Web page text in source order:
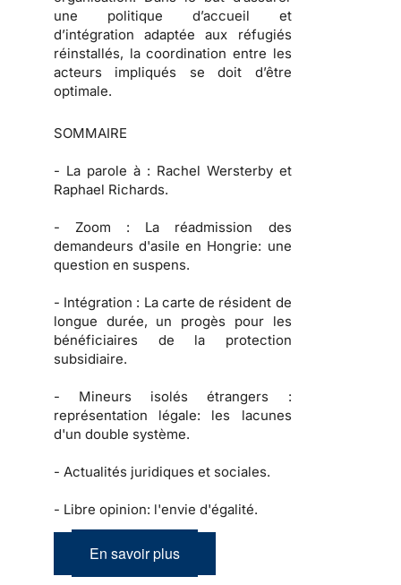
une politique d’accueil et
d’intégration adaptée aux réfugiés
réinstallés, la coordination entre les
acteurs impliqués se doit d’être
optimale.
SOMMAIRE
- La parole à : Rachel Wersterby et
Raphael Richards.
-Zoom : La réadmission des
demandeurs d'asile en Hongrie: une
question en suspens.
- Intégration : La carte de résident de
longue durée, un progès pour les
bénéficiaires de la protection
subsidiaire.
- Mineurs isolés étrangers :
représentation légale: les lacunes
d'un double système.
- Actualités juridiques et sociales.
- Libre opinion: l'envie d'égalité.
En savoir plus